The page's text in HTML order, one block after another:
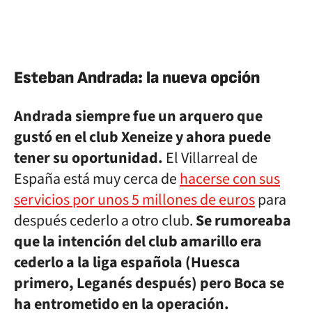
Esteban Andrada: la nueva opción
Andrada siempre fue un arquero que
gustó en el club Xeneize y ahora puede
tener su oportunidad. El Villarreal de
España está muy cerca dehacerse con sus
servicios por unos 5 millones de eurospara
después cederlo a otro club.Se rumoreaba
que la intención del club amarillo era
cederlo a la liga española (Huesca
primero, Leganés después) pero Boca se
ha entrometido en la operación.